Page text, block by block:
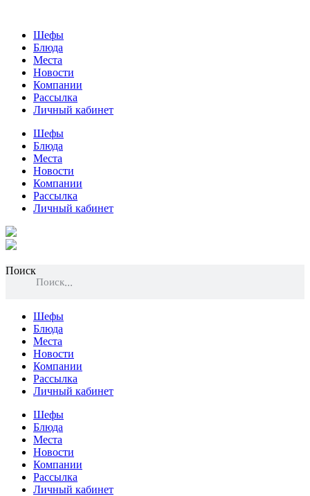
Шефы
Блюда
Места
Новости
Компании
Рассылка
Личный кабинет
Шефы
Блюда
Места
Новости
Компании
Рассылка
Личный кабинет
Поиск
Поиск
Шефы
Блюда
Места
Новости
Компании
Рассылка
Личный кабинет
Шефы
Блюда
Места
Новости
Компании
Рассылка
Личный кабинет